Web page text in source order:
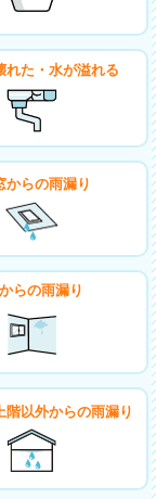
れた・水が溢れる
からの雨漏り
らの雨漏り
階以外からの雨漏り